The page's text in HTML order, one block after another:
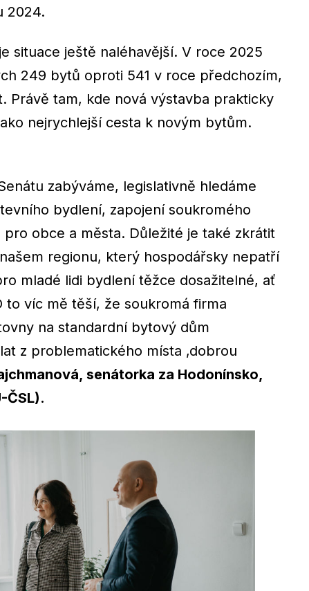
2024.
situace ještě naléhavější. V roce 2025
249 bytů oproti 541 v roce předchozím,
Právě tam, kde nová výstavba prakticky
nejrychlejší cesta k novým bytům.
zabýváme, legislativně hledáme
bydlení, zapojení soukromého
obce a města. Důležité je také zkrátit
regionu, který hospodářsky nepatří
mladé lidi bydlení těžce dosažitelné, ať
to víc mě těší, že soukromá firma
na standardní bytový dům
z problematického místa ‚dobrou
senátorka za Hodonínsko,
ČSL).